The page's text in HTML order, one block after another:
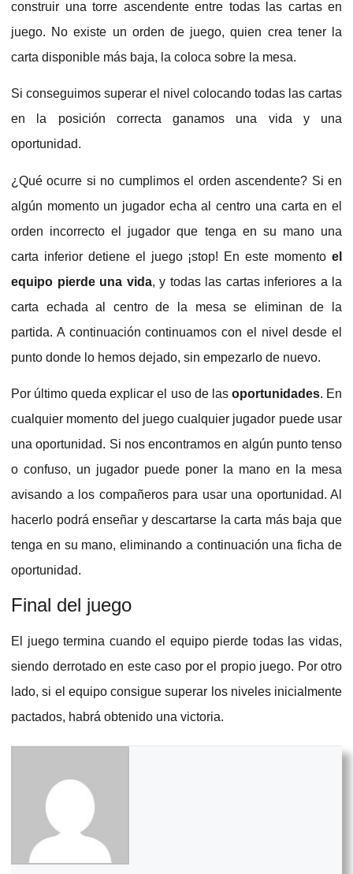
construir una torre ascendente entre todas las cartas en
juego. No existe un orden de juego, quien crea tener la
carta disponible más baja, la coloca sobre la mesa.
Si conseguimos superar el nivel colocando todas las cartas
en la posición correcta ganamos una vida y una
oportunidad.
¿Qué ocurre si no cumplimos el orden ascendente? Si en
algún momento un jugador echa al centro una carta en el
orden incorrecto el jugador que tenga en su mano una
carta inferior detiene el juego ¡stop! En este momento el
equipo pierde una vida, y todas las cartas inferiores a la
carta echada al centro de la mesa se eliminan de la
partida. A continuación continuamos con el nivel desde el
punto donde lo hemos dejado, sin empezarlo de nuevo.
Por último queda explicar el uso de las oportunidades. En
cualquier momento del juego cualquier jugador puede usar
una oportunidad. Si nos encontramos en algún punto tenso
o confuso, un jugador puede poner la mano en la mesa
avisando a los compañeros para usar una oportunidad. Al
hacerlo podrá enseñar y descartarse la carta más baja que
tenga en su mano, eliminando a continuación una ficha de
oportunidad.
Final del juego
El juego termina cuando el equipo pierde todas las vidas,
siendo derrotado en este caso por el propio juego. Por otro
lado, si el equipo consigue superar los niveles inicialmente
pactados, habrá obtenido una victoria.